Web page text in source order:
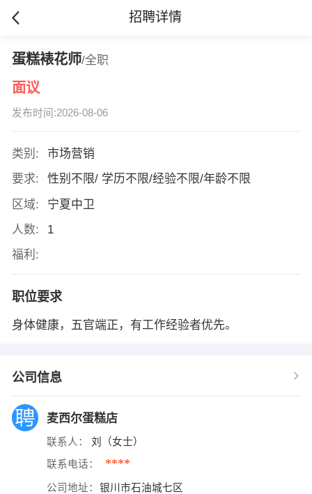
招聘详情
蛋糕裱花师/全职
面议
发布时间:2026-08-06
类别:
市场营销
要求:
性别不限/ 学历不限/经验不限/年龄不限
区域:
宁夏中卫
人数:
1
福利:
职位要求
身体健康，五官端正，有工作经验者优先。
公司信息
麦西尔蛋糕店
联系人： 刘（女士）
联系电话： ****
公司地址： 银川市石油城七区